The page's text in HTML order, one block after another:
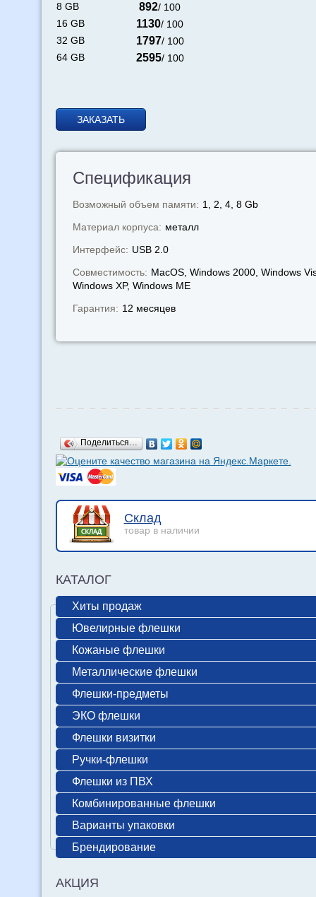
8 GB
892/ 100
16 GB
1130/ 100
32 GB
1797/ 100
64 GB
2595/ 100
ЗАКАЗАТЬ
Спецификация
Возможный объем памяти: 1, 2, 4, 8 Gb
Материал корпуса: металл
Интерфейс: USB 2.0
Совместимость: MacOS, Windows 2000, Windows
Windows XP, Windows МЕ
Гарантия: 12 месяцев
Поделиться…
Склад
товар в наличии
КАТАЛОГ
Хиты продаж
Ювелирные флешки
Кожаные флешки
Металлические флешки
Флешки-предметы
ЭКО флешки
Флешки визитки
Ручки-флешки
Флешки из ПВХ
Комбинированные флешки
Варианты упаковки
Брендирование
АКЦИЯ